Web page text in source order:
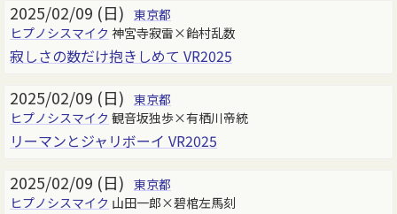
2025/02/09 (日) 東京都
ヒプノシスマイク 神宮寺寂雷×飴村乱数
寂しさの数だけ抱きしめて VR2025
2025/02/09 (日) 東京都
ヒプノシスマイク 観音坂独歩×有栖川帝統
リーマンとジャリボーイ VR2025
2025/02/09 (日) 東京都
ヒプノシスマイク 山田一郎×碧棺左馬刻